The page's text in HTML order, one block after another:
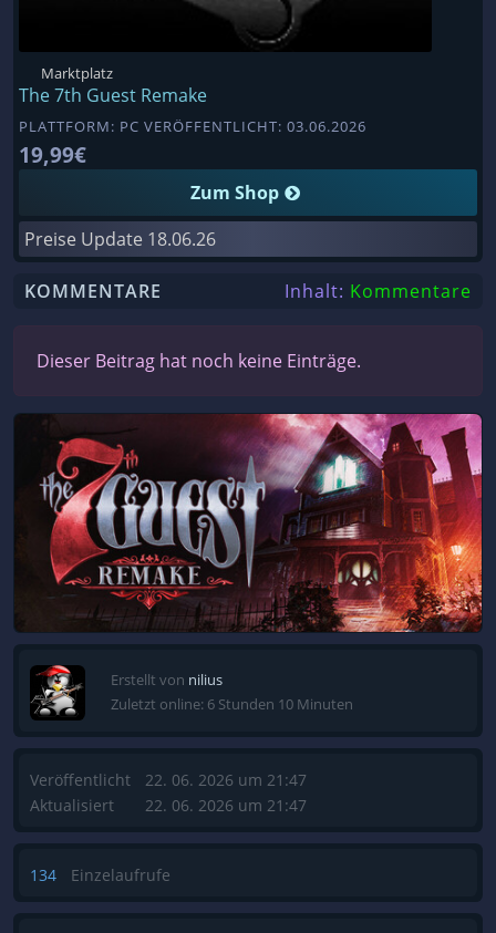
Marktplatz
The 7th Guest Remake
PLATTFORM: PC VERÖFFENTLICHT: 03.06.2026
19,99€
Zum Shop
Preise Update 18.06.26
KOMMENTARE Inhalt: Kommentare
Dieser Beitrag hat noch keine Einträge.
Erstellt von nilius
Zuletzt online: 6 Stunden 10 Minuten
Veröffentlicht
Aktualisiert
22. 06. 2026 um 21:47
22. 06. 2026 um 21:47
134 Einzelaufrufe